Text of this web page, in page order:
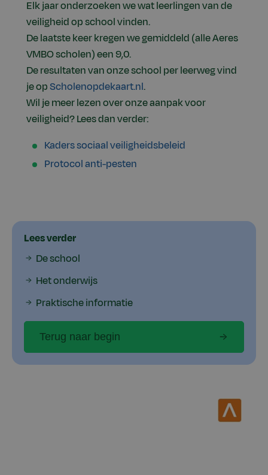
Elk jaar onderzoeken we wat leerlingen van de
veiligheid op school vinden.
De laatste keer kregen we gemiddeld (alle Aeres
VMBO scholen) een 9,0.
De resultaten van onze school per leerweg vind
je opScholenopdekaart.nl.
Wil je meer lezen over onze aanpak voor
veiligheid? Lees dan verder:
Kaders sociaal veiligheidsbeleid
Protocol anti-pesten
Lees verder
De school
Het onderwijs
Praktische informatie
Terug naar begin